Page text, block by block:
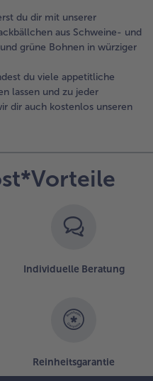
du dir mit unserer
aus Schweine- und
grüne Bohnen in würziger
du viele appetitliche
lassen und zu jeder
dir auch kostenlos unseren
Individuelle Beratung
Reinheitsgarantie